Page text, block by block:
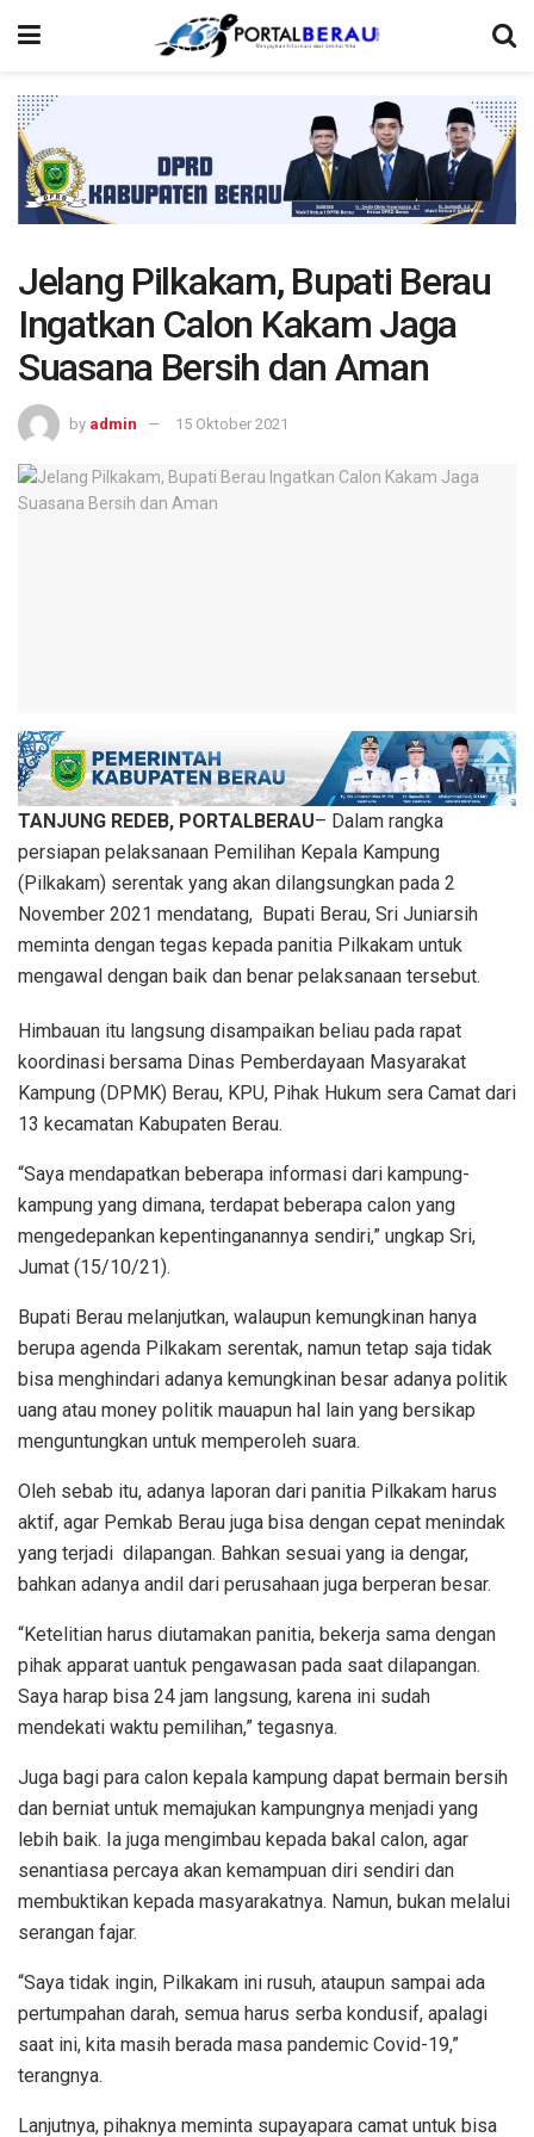
Jelang Pilkakam, Bupati Berau
Ingatkan Calon Kakam Jaga
Suasana Bersih dan Aman
by admin 15 Oktober 2021
TANJUNG REDEB, PORTALBERAU– Dalam rangka
persiapan pelaksanaan Pemilihan Kepala Kampung
(Pilkakam) serentak yang akan dilangsungkan pada 2
November 2021 mendatang, Bupati Berau, Sri Juniarsih
meminta dengan tegas kepada panitia Pilkakam untuk
mengawal dengan baik dan benar pelaksanaan tersebut.
Himbauan itu langsung disampaikan beliau pada rapat
koordinasi bersama Dinas Pemberdayaan Masyarakat
Kampung (DPMK) Berau, KPU, Pihak Hukum sera Camat dari
13 kecamatan Kabupaten Berau.
“Saya mendapatkan beberapa informasi dari kampung-
kampung yang dimana, terdapat beberapa calon yang
mengedepankan kepentinganannya sendiri,” ungkap Sri,
Jumat (15/10/21).
Bupati Berau melanjutkan, walaupun kemungkinan hanya
berupa agenda Pilkakam serentak, namun tetap saja tidak
bisa menghindari adanya kemungkinan besar adanya politik
uang atau money politik mauapun hal lain yang bersikap
menguntungkan untuk memperoleh suara.
Oleh sebab itu, adanya laporan dari panitia Pilkakam harus
aktif, agar Pemkab Berau juga bisa dengan cepat menindak
yang terjadi dilapangan. Bahkan sesuai yang ia dengar,
bahkan adanya andil dari perusahaan juga berperan besar.
“Ketelitian harus diutamakan panitia, bekerja sama dengan
pihak apparat uantuk pengawasan pada saat dilapangan.
Saya harap bisa 24 jam langsung, karena ini sudah
mendekati waktu pemilihan,” tegasnya.
Juga bagi para calon kepala kampung dapat bermain bersih
dan berniat untuk memajukan kampungnya menjadi yang
lebih baik. Ia juga mengimbau kepada bakal calon, agar
senantiasa percaya akan kemampuan diri sendiri dan
membuktikan kepada masyarakatnya. Namun, bukan melalui
serangan fajar.
“Saya tidak ingin, Pilkakam ini rusuh, ataupun sampai ada
pertumpahan darah, semua harus serba kondusif, apalagi
saat ini, kita masih berada masa pandemic Covid-19,”
terangnya.
Lanjutnya, pihaknya meminta supayapara camat untuk bisa